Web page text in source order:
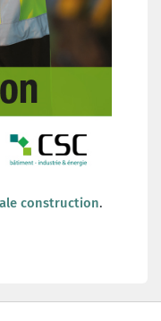
construction.